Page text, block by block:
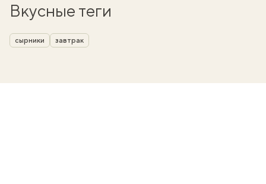
Вкусные теги
сырники завтрак